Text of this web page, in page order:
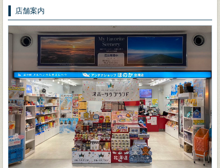
店舗案内